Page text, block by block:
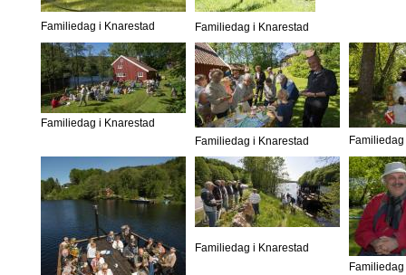
Familiedag i Knarestad Familiedag i Knarestad
Familiedag i Knarestad
Familiedag i Knarestad
Familiedag i Knarestad